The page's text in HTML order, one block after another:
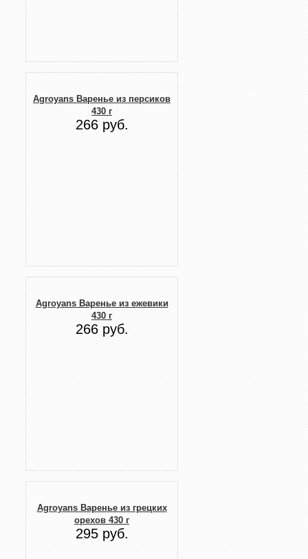
Agroyans Варенье из персиков
430 г
266 руб.
Agroyans Варенье из ежевики
430 г
266 руб.
Agroyans Варенье из грецких
орехов 430 г
295 руб.